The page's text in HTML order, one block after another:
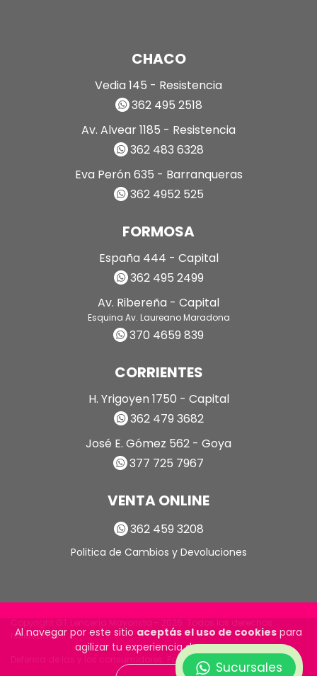
Al navegar por este sitio aceptás el uso de cookies para
agilizar tu experiencia de compra.
Sucursales
CHACO
Vedia 145 - Resistencia
362 495 2518
Av. Alvear 1185 - Resistencia
362 483 6328
Eva Perón 635 - Barranqueras
362 4952 525
FORMOSA
España 444 - Capital
362 495 2499
Av. Ribereña - Capital
Esquina Av. Laureano Maradona
370 4659 839
CORRIENTES
H. Yrigoyen 1750 - Capital
362 479 3682
José E. Gómez 562 - Goya
377 725 7967
VENTA ONLINE
362 459 3208
Politica de Cambios y Devoluciones
Copyright GT Lencería Mayorista - 2026. Todos los derechos
reservados.
Defensa de las y los consumidores. Para reclamos
ingrese aquí